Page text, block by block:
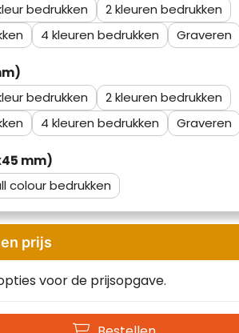
2
4 Graveren
2
4 Graveren
mm)
colour
prijs
voor de prijsopgave.